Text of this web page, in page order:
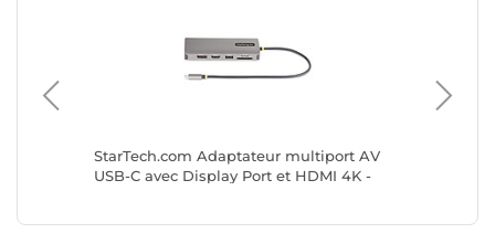
StarTech.com Adaptateur multiport AV
USB-C avec Display Port et HDMI 4K -